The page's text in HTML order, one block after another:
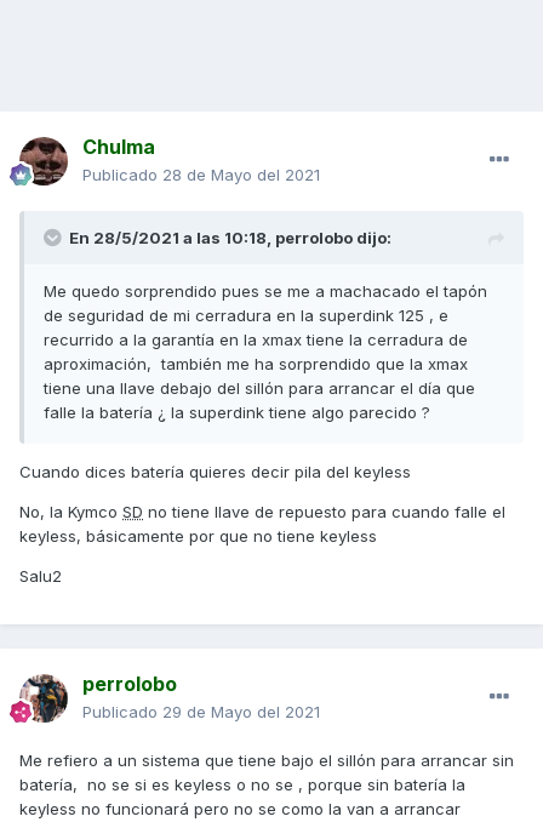
Chulma
Publicado 28 de Mayo del 2021
En 28/5/2021 a las 10:18, perrolobo dijo:
Me quedo sorprendido pues se me a machacado el tapón
de seguridad de mi cerradura en la superdink 125 , e
recurrido a la garantía en la xmax tiene la cerradura de
aproximación, también me ha sorprendido que la xmax
tiene una llave debajo del sillón para arrancar el día que
falle la batería ¿ la superdink tiene algo parecido ?
Cuando dices batería quieres decir pila del keyless
No, la Kymco SD no tiene llave de repuesto para cuando falle el
keyless, básicamente por que no tiene keyless
Salu2
perrolobo
Publicado 29 de Mayo del 2021
Me refiero a un sistema que tiene bajo el sillón para arrancar sin
batería, no se si es keyless o no se , porque sin batería la
keyless no funcionará pero no se como la van a arrancar